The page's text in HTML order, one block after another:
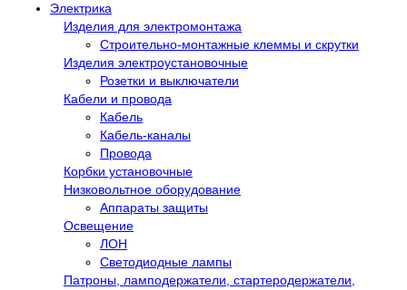
Электрика
Изделия для электромонтажа
Строительно-монтажные клеммы и скрутки
Изделия электроустановочные
Розетки и выключатели
Кабели и провода
Кабель
Кабель-каналы
Провода
Корбки установочные
Низковольтное оборудование
Аппараты защиты
Освещение
ЛОН
Светодиодные лампы
Патроны, ламподержатели, стартеродержатели,